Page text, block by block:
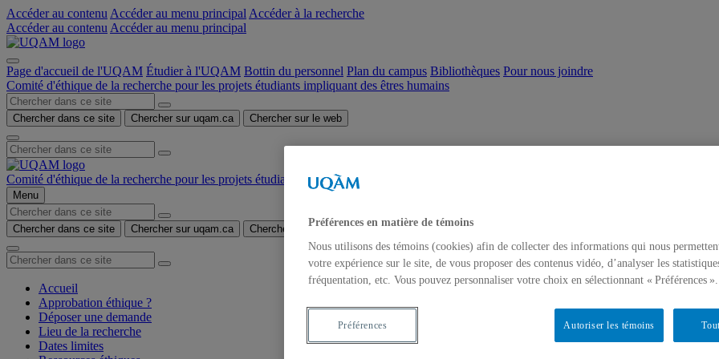
Accéder au contenu Accéder au menu principal Accéder à la recherche
Accéder au contenu Accéder au menu principal
Page d'accueil de l'UQAM Étudier à l'UQAM Bottin du personnel Plan du campus Bibliothèques Pour nous joindre
Comité d'éthique de la recherche pour les projets étudiants impliquant des êtres humains
Chercher dans ce site Chercher sur uqam.ca Chercher sur le web
Comité d'éthique de la recherche pour les projets étudiants impliquant des êtres humains
Menu
Chercher dans ce site Chercher sur uqam.ca Chercher sur le web
Accueil
Approbation éthique ?
Déposer une demande
Lieu de la recherche
Dates limites
Préférences en matière de témoins
Nous utilisons des témoins (cookies) afin de collecter des informations qui nous
votre expérience sur le site, de vous proposer des contenus vidéo, d’analyser les
fréquentation, etc. Vous pouvez personnaliser votre choix en sélectionnant « Préférences ».
Autoriser les témoins
Préférences